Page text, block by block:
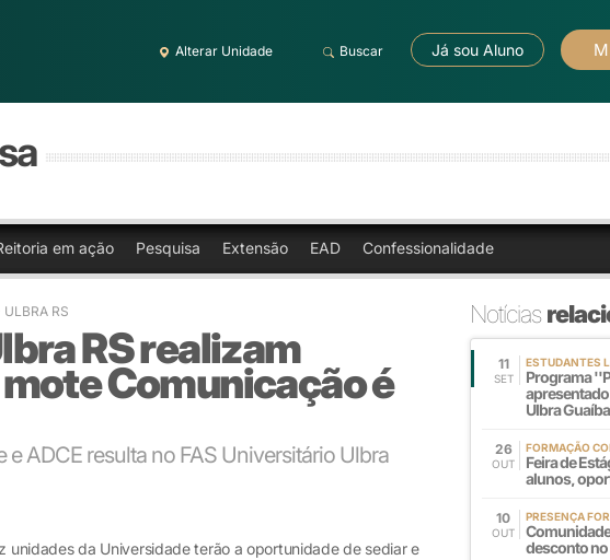
Alterar Unidade Buscar Já sou Aluno
em ação Pesquisa Extensão EAD Confessionalidade
RS
RS realizam
Comunicação é
e ADCE resulta no FAS Universitário Ulbra
unidades da Universidade terão a oportunidade de sediar e
Notícias
11
SET
ESTUDANTES
Programa
apresentado
Ulbra Guaíba
26
OUT
FORMAÇÃO
Feira de
alunos,
10
OUT
PRESENÇA
desconto